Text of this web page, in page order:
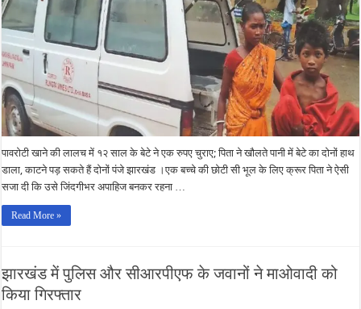
पावरोटी खाने की लालच में १२ साल के बेटे ने एक रुपए चुराए; पिता ने खौलते पानी में बेटे का दोनों हाथ
डाला, काटने पड़ सकते हैं दोनों पंजे झारखंड ।एक बच्चे की छोटी सी भूल के लिए क्रूर पिता ने ऐसी
सजा दी कि उसे जिंदगीभर अपाहिज बनकर रहना …
Read More »
झारखंड में पुलिस और सीआरपीएफ के जवानों ने माओवादी को
किया गिरफ्तार